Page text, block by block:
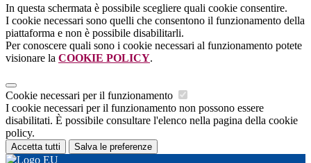
In questa schermata è possibile scegliere quali cookie consentire.
I cookie necessari sono quelli che consentono il funzionamento della
piattaforma e non è possibile disabilitarli.
Per conoscere quali sono i cookie necessari al funzionamento potete
visionare la COOKIE POLICY.
Cookie necessari per il funzionamento
I cookie necessari per il funzionamento non possono essere
disabilitati. È possibile consultare l'elenco nella pagina della cookie
policy.
Accetta tutti Salva le preferenze